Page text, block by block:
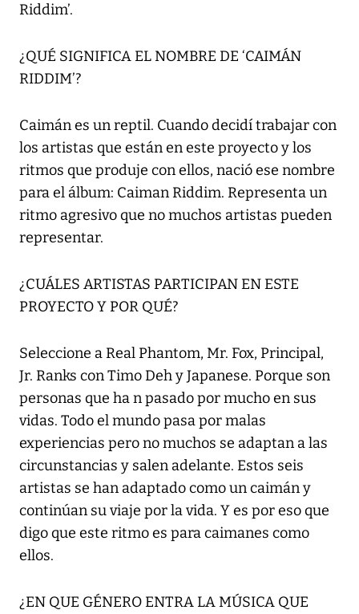
Riddim’.
¿QUÉ SIGNIFICA EL NOMBRE DE ‘CAIMÁN
RIDDIM’?
Caimán es un reptil. Cuando decidí trabajar con
los artistas que están en este proyecto y los
ritmos que produje con ellos, nació ese nombre
para el álbum: Caiman Riddim. Representa un
ritmo agresivo que no muchos artistas pueden
representar.
¿CUÁLES ARTISTAS PARTICIPAN EN ESTE
PROYECTO Y POR QUÉ?
Seleccione a Real Phantom, Mr. Fox, Principal,
Jr. Ranks con Timo Deh y Japanese. Porque son
personas que ha n pasado por mucho en sus
vidas. Todo el mundo pasa por malas
experiencias pero no muchos se adaptan a las
circunstancias y salen adelante. Estos seis
artistas se han adaptado como un caimán y
continúan su viaje por la vida. Y es por eso que
digo que este ritmo es para caimanes como
ellos.
¿EN QUE GÉNERO ENTRA LA MÚSICA QUE